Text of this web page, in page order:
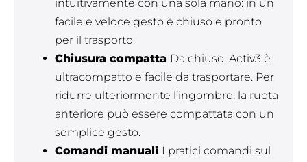
intuitivamente con una sola mano: in un
facile e veloce gesto è chiuso e pronto
per il trasporto.
Chiusura compatta Da chiuso, Activ3 è
ultracompatto e facile da trasportare. Per
ridurre ulteriormente l’ingombro, la ruota
anteriore può essere compattata con un
semplice gesto.
Comandi manuali I pratici comandi sul